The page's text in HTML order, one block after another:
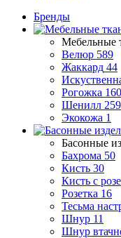
Бренды
Мебельные
Велюр 589
Жаккард 44
Рогожка 160
Шенилл 259
Экокожа 1
Басонные
Бахрома 50
Кисть 30
Кисть с
Розетка 16
Тесьма
Шнур 11
Шнур